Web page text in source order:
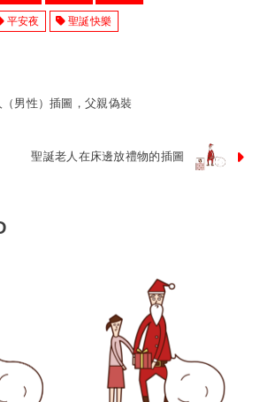
平安夜 聖誕快樂
男性）插圖，父親偽裝
聖誕老人在床邊放禮物的插圖